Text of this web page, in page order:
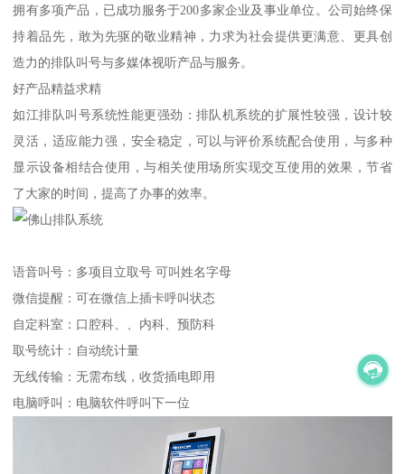
拥有多项产品，已成功服务于200多家企业及事业单位。公司始终保
持着品先，敢为先驱的敬业精神，力求为社会提供更满意、更具创
造力的排队叫号与多媒体视听产品与服务。
好产品精益求精
如江排队叫号系统性能更强劲：排队机系统的扩展性较强，设计较
灵活，适应能力强，安全稳定，可以与评价系统配合使用，与多种
显示设备相结合使用，与相关使用场所实现交互使用的效果，节省
了大家的时间，提高了办事的效率。
语音叫号：多项目立取号 可叫姓名字母
微信提醒：可在微信上插卡呼叫状态
自定科室：口腔科、、内科、预防科
取号统计：自动统计量
无线传输：无需布线，收货插电即用
电脑呼叫：电脑软件呼叫下一位